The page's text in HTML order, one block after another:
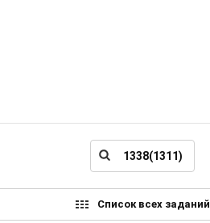
Список всех заданий